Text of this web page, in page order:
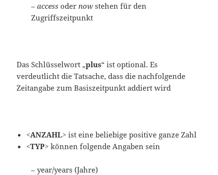
– accessoder nowstehen für den
Zugriffszeitpunkt
Das Schlüsselwort „plus“ ist optional. Es
verdeutlicht die Tatsache, dass die nachfolgende
Zeitangabe zum Basiszeitpunkt addiert wird
<ANZAHL> ist eine beliebige positive ganze Zahl
<TYP> können folgende Angaben sein
– year/years (Jahre)